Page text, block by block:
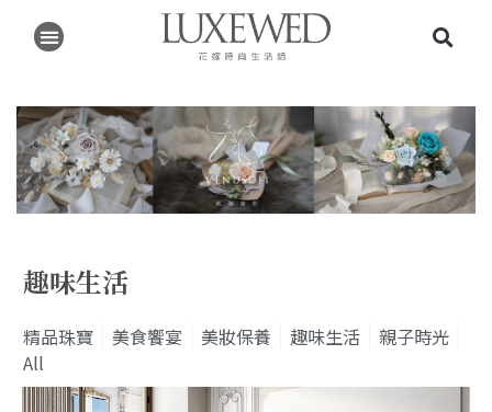
趣味生活
精品珠寶 美食饗宴 美妝保養 趣味生活
親子時光
All